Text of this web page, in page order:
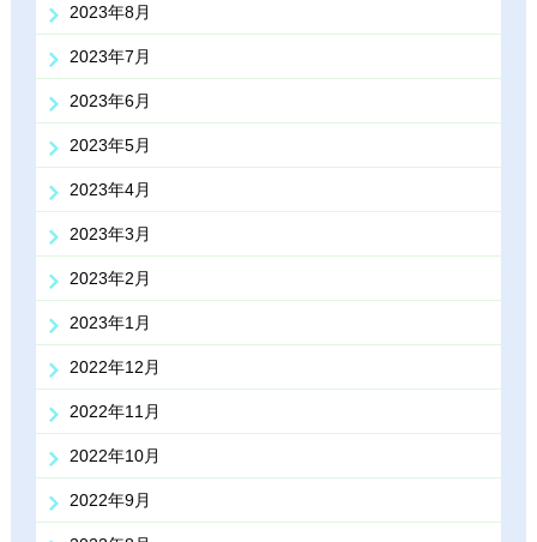
2023年8月
2023年7月
2023年6月
2023年5月
2023年4月
2023年3月
2023年2月
2023年1月
2022年12月
2022年11月
2022年10月
2022年9月